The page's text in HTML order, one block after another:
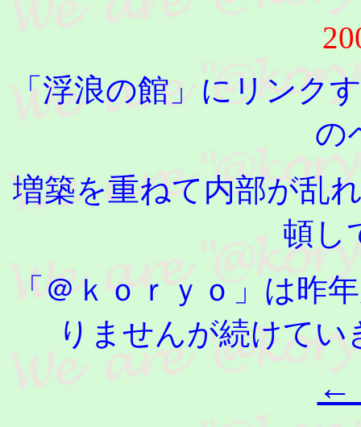
「浮浪の館」にリンク
の
増築を重ねて内部が乱
頓し
「＠ｋｏｒｙｏ」は昨
りませんが続けて
←